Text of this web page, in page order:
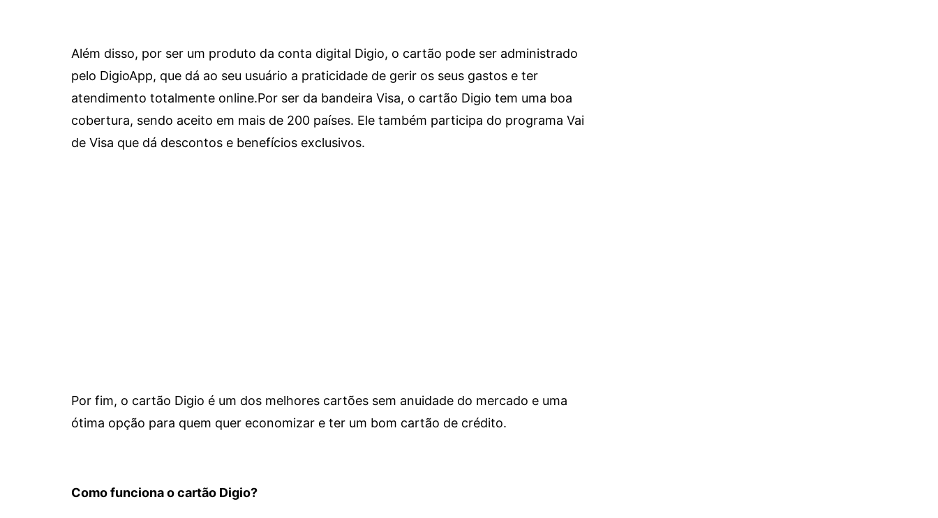
Além disso, por ser um produto da conta digital Digio, o cartão pode ser administrado
pelo DigioApp, que dá ao seu usuário a praticidade de gerir os seus gastos e ter
atendimento totalmente online.Por ser da bandeira Visa, o cartão Digio tem uma boa
cobertura, sendo aceito em mais de 200 países. Ele também participa do programa Vai
de Visa que dá descontos e benefícios exclusivos.
Por fim, o cartão Digio é um dos melhores cartões sem anuidade do mercado e uma
ótima opção para quem quer economizar e ter um bom cartão de crédito.
Como funciona o cartão Digio?